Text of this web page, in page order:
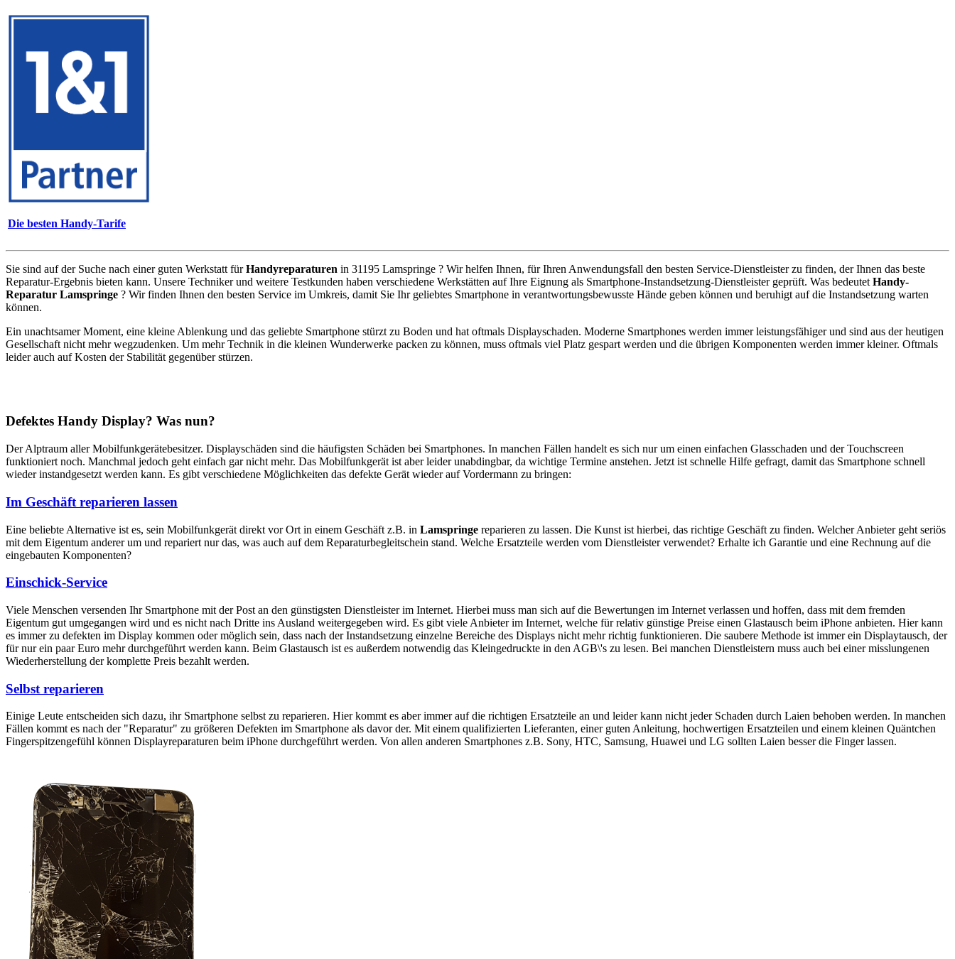
Die besten Handy-Tarife
Sie sind auf der Suche nach einer guten Werkstatt fürHandyreparaturen in 31195 Lamspringe ? Wir helfen Ihnen, für Ihren Anwendungsfall den besten Service-Dienstleister zu finden, der Ihnen das beste
Reparatur-Ergebnis bieten kann. Unsere Techniker und weitere Testkunden haben verschiedene Werkstätten auf Ihre Eignung als Smartphone-Instandsetzung-Dienstleister geprüft. Was bedeutet Handy-
Reparatur Lamspringe ? Wir finden Ihnen den besten Service im Umkreis, damit Sie Ihr geliebtes Smartphone in verantwortungsbewusste Hände geben können und beruhigt auf die Instandsetzung warten
können.
Ein unachtsamer Moment, eine kleine Ablenkung und das geliebte Smartphone stürzt zu Boden und hat oftmals Displayschaden. Moderne Smartphones werden immer leistungsfähiger und sind aus der heutigen
Gesellschaft nicht mehr wegzudenken. Um mehr Technik in die kleinen Wunderwerke packen zu können, muss oftmals viel Platz gespart werden und die übrigen Komponenten werden immer kleiner. Oftmals
leider auch auf Kosten der Stabilität gegenüber stürzen.
Defektes Handy Display? Was nun?
Der Alptraum aller Mobilfunkgerätebesitzer. Displayschäden sind die häufigsten Schäden bei Smartphones. In manchen Fällen handelt es sich nur um einen einfachen Glasschaden und der Touchscreen
funktioniert noch. Manchmal jedoch geht einfach gar nicht mehr. Das Mobilfunkgerät ist aber leider unabdingbar, da wichtige Termine anstehen. Jetzt ist schnelle Hilfe gefragt, damit das Smartphone schnell
wieder instandgesetzt werden kann. Es gibt verschiedene Möglichkeiten das defekte Gerät wieder auf Vordermann zu bringen:
Im Geschäft reparieren lassen
Eine beliebte Alternative ist es, sein Mobilfunkgerät direkt vor Ort in einem Geschäft z.B. in Lamspringe reparieren zu lassen. Die Kunst ist hierbei, das richtige Geschäft zu finden. Welcher Anbieter geht seriös
mit dem Eigentum anderer um und repariert nur das, was auch auf dem Reparaturbegleitschein stand. Welche Ersatzteile werden vom Dienstleister verwendet? Erhalte ich Garantie und eine Rechnung auf die
eingebauten Komponenten?
Einschick-Service
Viele Menschen versenden Ihr Smartphone mit der Post an den günstigsten Dienstleister im Internet. Hierbei muss man sich auf die Bewertungen im Internet verlassen und hoffen, dass mit dem fremden
Eigentum gut umgegangen wird und es nicht nach Dritte ins Ausland weitergegeben wird. Es gibt viele Anbieter im Internet, welche für relativ günstige Preise einen Glastausch beim iPhone anbieten. Hier kann
es immer zu defekten im Display kommen oder möglich sein, dass nach der Instandsetzung einzelne Bereiche des Displays nicht mehr richtig funktionieren. Die saubere Methode ist immer ein Displaytausch, der
für nur ein paar Euro mehr durchgeführt werden kann. Beim Glastausch ist es außerdem notwendig das Kleingedruckte in den AGB\'s zu lesen. Bei manchen Dienstleistern muss auch bei einer misslungenen
Wiederherstellung der komplette Preis bezahlt werden.
Selbst reparieren
Einige Leute entscheiden sich dazu, ihr Smartphone selbst zu reparieren. Hier kommt es aber immer auf die richtigen Ersatzteile an und leider kann nicht jeder Schaden durch Laien behoben werden. In manchen
Fällen kommt es nach der "Reparatur" zu größeren Defekten im Smartphone als davor der. Mit einem qualifizierten Lieferanten, einer guten Anleitung, hochwertigen Ersatzteilen und einem kleinen Quäntchen
Fingerspitzengefühl können Displayreparaturen beim iPhone durchgeführt werden. Von allen anderen Smartphones z.B. Sony, HTC, Samsung, Huawei und LG sollten Laien besser die Finger lassen.